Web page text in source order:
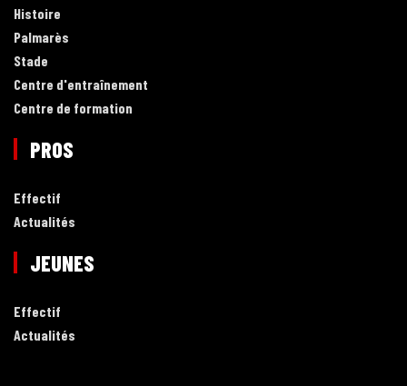
Histoire
Palmarès
Stade
Centre d'entraînement
Centre de formation
PROS
Effectif
Actualités
JEUNES
Effectif
Actualités